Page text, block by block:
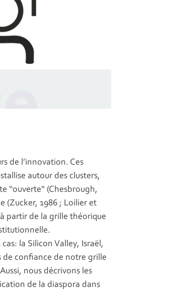
de l’innovation. Ces
autour des clusters,
“ouverte“ (Chesbrough,
(Zucker, 1986 ; Loilier et
partir de la grille théorique
la Silicon Valley, Israël,
de confiance de notre grille
nous décrivons les
de la diaspora dans